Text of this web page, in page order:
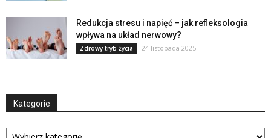
Redukcja stresu i napięć – jak refleksologia
wpływa na układ nerwowy?
Zdrowy tryb życia 24 listopada 2025
Kategorie
Kategorie